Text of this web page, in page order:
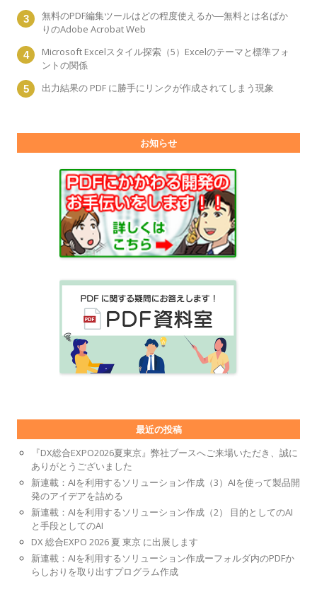
無料のPDF編集ツールはどの程度使えるか―無料とは名ばか
りのAdobe Acrobat Web
Microsoft Excelスタイル探索（5）Excelのテーマと標準フォ
ントの関係
出力結果の PDF に勝手にリンクが作成されてしまう現象
お知らせ
最近の投稿
『DX総合EXPO2026夏東京』弊社ブースへご来場いただき、誠に
ありがとうございました
新連載：AIを利用するソリューション作成（3）AIを使って製品開
発のアイデアを詰める
新連載：AIを利用するソリューション作成（2） 目的としてのAI
と手段としてのAI
DX 総合EXPO 2026 夏 東京 に出展します
新連載：AIを利用するソリューション作成ーフォルダ内のPDFか
らしおりを取り出すプログラム作成